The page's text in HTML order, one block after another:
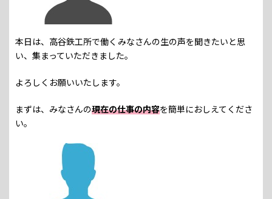
本日は、高谷鉄工所で働くみなさんの生の声を聞きたいと思
い、集まっていただきました。
よろしくお願いいたします。
まずは、みなさんの現在の仕事の内容を簡単におしえてくださ
い。